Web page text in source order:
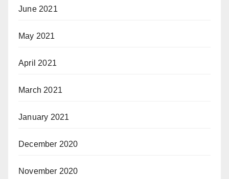
June 2021
May 2021
April 2021
March 2021
January 2021
December 2020
November 2020